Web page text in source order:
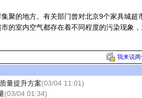
的地方。有关部门曾对北京9个家具城超
的室内空气都存在着不同程度的污染现象
我来说两
量提升方案(03/04 11:01)
(03/04 01:34)